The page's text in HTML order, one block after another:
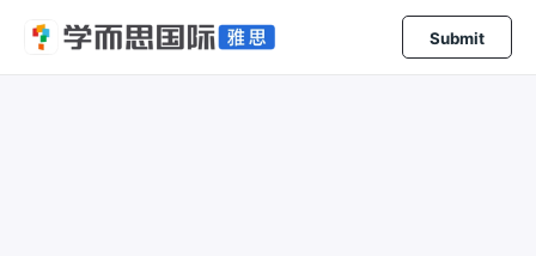
Submit